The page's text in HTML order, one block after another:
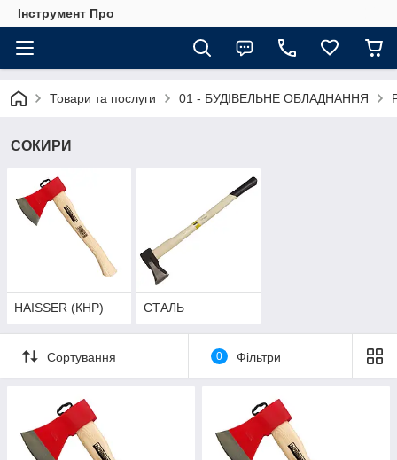
Інструмент Про
Товари та послуги 01 - БУДІВЕЛЬНЕ ОБЛАДНАННЯ
СОКИРИ
HAISSER (КНР) СТАЛЬ
Сортування 0 Фільтри